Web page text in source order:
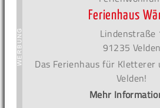
Ferienhaus
Lindenstraße
91235 Velden
Das Ferienhaus für Kletterer
Velden!
Mehr